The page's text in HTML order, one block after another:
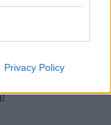
Privacy Policy
Επόμενη